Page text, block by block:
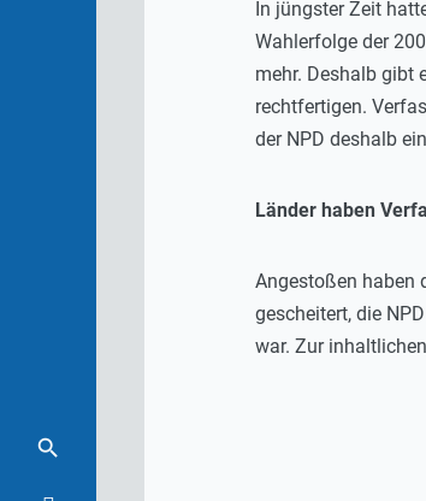
In jüngster Zeit
Wahlerfolge der
mehr. Deshalb gibt
rechtfertigen.
der NPD deshalb
Länder haben
Angestoßen haben
gescheitert, die
war. Zur